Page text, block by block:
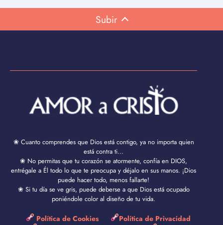
Subir
❀ Cuanto comprendes que Dios está contigo, ya no importa quien
está contra ti...
❀ No permitas que tu corazón se atormente, confía en DIOS,
entrégale a Él todo lo que te preocupa y déjalo en sus manos. ¡Dios
puede hacer todo, menos fallarte!
❀ Si tu día se ve gris, puede deberse a que Dios está ocupado
poniéndole color al diseño de tu vida.
Política de Cookies
Política de Privacidad